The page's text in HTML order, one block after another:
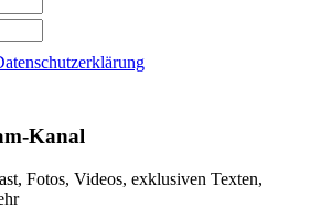
Kanal
Fotos, Videos, exklusiven Texten,